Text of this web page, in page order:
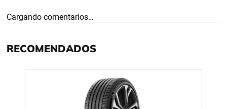
Cargando comentarios…
RECOMENDADOS